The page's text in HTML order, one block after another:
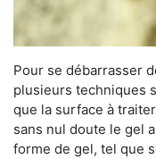
Pour se débarrasser
plusieurs techniques
que la surface à
sans nul doute le gel
forme de gel, tel que